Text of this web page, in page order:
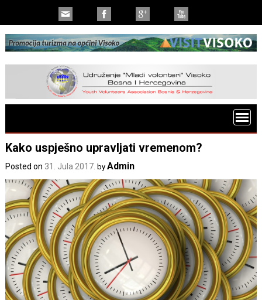
Kako uspješno upravljati vremenom?
Posted on 31. Jula 2017. byAdmin